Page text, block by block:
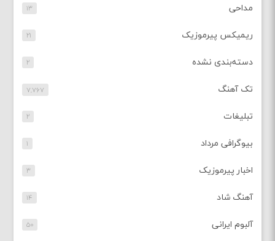
مداحی ۱۳
ریمیکس پیرموزیک ۲۱
دسته‌بندی نشده ۲
تک آهنگ ۷,۷۶۷
تبلیغات ۲
بیوگرافی مرداد ۱
اخبار پیرموزیک ۳
آهنگ شاد ۱۴
آلبوم ایرانی ۵۰